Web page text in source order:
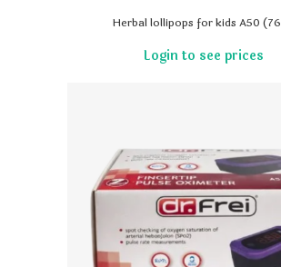
Herbal lollipops for kids A50